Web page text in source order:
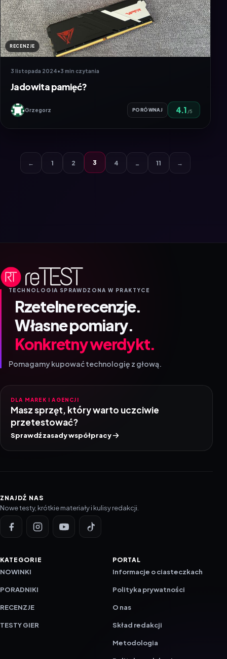
RECENZJE
3 listopada 2024•3 min czytania
Jadowita pamięć?
Grzegorz PORÓWNAJ 4.1 /5
← 1 2 3 4 … 11 →
TECHNOLOGIA SPRAWDZONA W PRAKTYCE
Rzetelne recenzje.
Własne pomiary.
Konkretny werdykt.
Pomagamy kupować technologię z głową.
DLA MAREK I AGENCJI
Masz sprzęt, który warto uczciwie
przetestować?
Sprawdź zasady współpracy
ZNAJDŹ NAS
Nowe testy, krótkie materiały i kulisy redakcji.
KATEGORIE
NOWINKI
PORADNIKI
RECENZJE
TESTY GIER
PORTAL
Informacje o ciasteczkach
Polityka prywatności
O nas
Skład redakcji
Metodologia